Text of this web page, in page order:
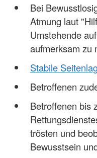
Bei
Atmung laut
Umstehende
aufmerksam zu
Stabile
Betroffenen
Betroffenen bis
trösten und
Bewusstsein